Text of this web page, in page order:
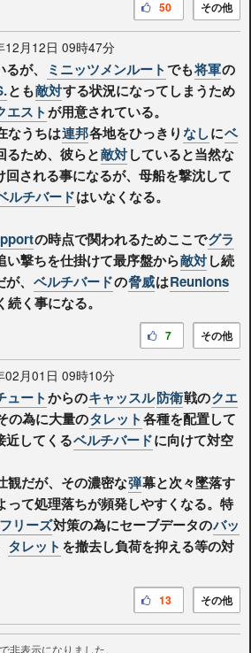
その他
50
12月12日 09時47分
が、 ミニッツメンルートでも将軍の
とも敵対する状況になってしまうため
エストが用意されている。
なうちは連邦各地をひっきりなしにベ
るため、彼らと敵対していると当然な
される事になるが、母船を撃沈して
ルチバードはいなくなる。
の時点で関われるためここでグラ
い撃ちを仕掛けて最序盤から敵対し続
、 ベルチバードの脅威はReunions
く事になる。
その他
7
02月01日 09時10分
ュートからのキャッスル防衛戦のクエ
の為に大量のタレット各種を配置して
近してくるベルチバードに向けて対空
観だが、その濃密な弾幕と次々墜落す
って処理落ちが頻発しやすくなる。特
フリーズ対策の為にセーブデータのバッ
タレット を撤去し負荷を抑える等の対
その他
13
非表示になりました。